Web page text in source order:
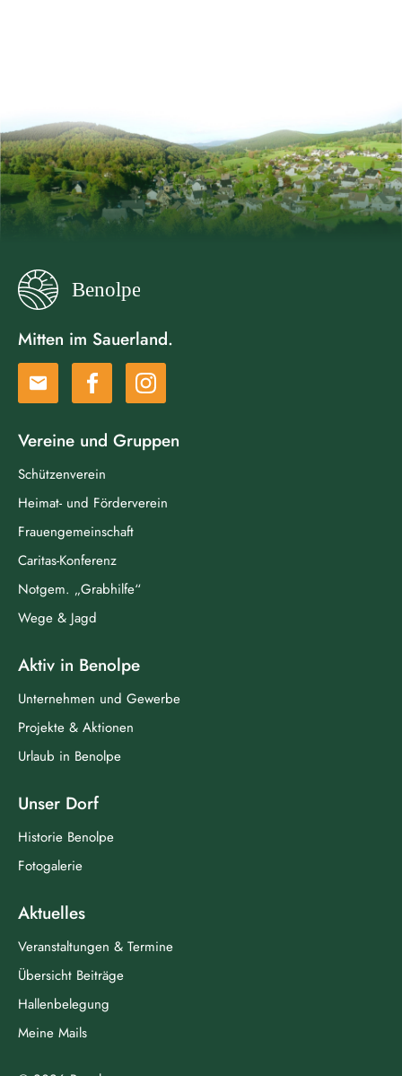
Mitten im Sauerland.
email
Vereine und Gruppen
Schützenverein
Heimat- und Förderverein
Frauengemeinschaft
Caritas-Konferenz
Notgem. „Grabhilfe“
Wege & Jagd
Aktiv in Benolpe
Unternehmen und Gewerbe
Projekte & Aktionen
Urlaub in Benolpe
Unser Dorf
Historie Benolpe
Fotogalerie
Aktuelles
Veranstaltungen & Termine
Übersicht Beiträge
Hallenbelegung
Meine Mails